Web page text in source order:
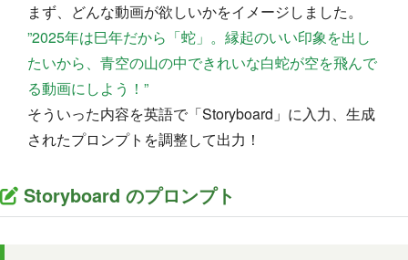
まず、どんな動画が欲しいかをイメージしました。
”2025年は巳年だから「蛇」。縁起のいい印象を出し
たいから、青空の山の中できれいな白蛇が空を飛んで
る動画にしよう！”
そういった内容を英語で「Storyboard」に入力、生成
されたプロンプトを調整して出力！
Storyboard のプロンプト